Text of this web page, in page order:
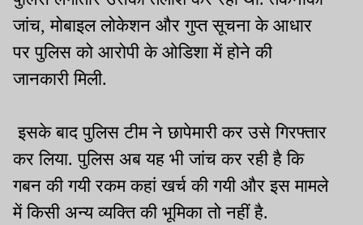
जांच, मोबाइल लोकेशन और गुप्त सूचना के आधार
पर पुलिस को आरोपी के ओडिशा में होने की
जानकारी मिली.
इसके बाद पुलिस टीम ने छापेमारी कर उसे गिरफ्तार
कर लिया. पुलिस अब यह भी जांच कर रही है कि
गबन की गयी रकम कहां खर्च की गयी और इस मामले
में किसी अन्य व्यक्ति की भूमिका तो नहीं है.